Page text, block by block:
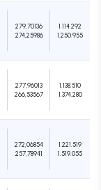
279,70136
274,25986
1.114.292
1.250.955
277,96013
266,53567
1.138.510
1.374.280
272,06854
257,78941
1.221.519
1.519.055